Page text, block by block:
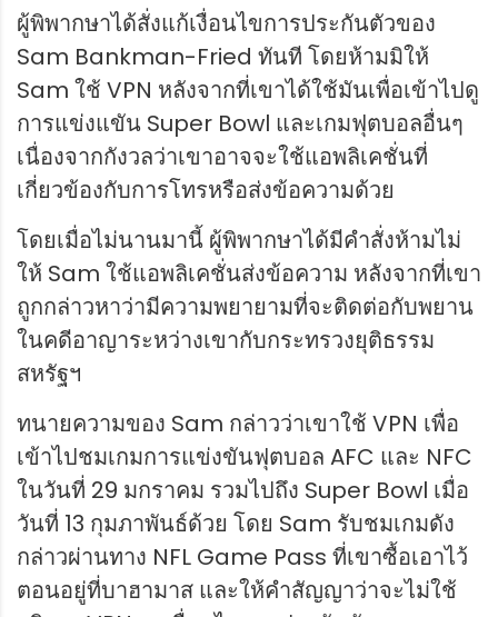
ผู้พิพากษาได้สั่งแก้เงื่อนไขการประกันตัวของ
Sam Bankman-Fried ทันที โดยห้ามมิให้
Sam ใช้ VPN หลังจากที่เขาได้ใช้มันเพื่อเข้าไปดู
การแข่งแขัน Super Bowl และเกมฟุตบอลอื่นๆ
เนื่องจากกังวลว่าเขาอาจจะใช้แอพลิเคชั่นที่
เกี่ยวข้องกับการโทรหรือส่งข้อความด้วย
โดยเมื่อไม่นานมานี้ ผู้พิพากษาได้มีคำสั่งห้ามไม่
ให้ Sam ใช้แอพลิเคชั่นส่งข้อความ หลังจากที่เขา
ถูกกล่าวหาว่ามีความพยายามที่จะติดต่อกับพยาน
ในคดีอาญาระหว่างเขากับกระทรวงยุติธรรม
สหรัฐฯ
ทนายความของ Sam กล่าวว่าเขาใช้ VPN เพื่อ
เข้าไปชมเกมการแข่งขันฟุตบอล AFC และ NFC
ในวันที่ 29 มกราคม รวมไปถึง Super Bowl เมื่อ
วันที่ 13 กุมภาพันธ์ด้วย โดย Sam รับชมเกมดัง
กล่าวผ่านทาง NFL Game Pass ที่เขาซื้อเอาไว้
ตอนอยู่ที่บาฮามาส และให้คำสัญญาว่าจะไม่ใช้